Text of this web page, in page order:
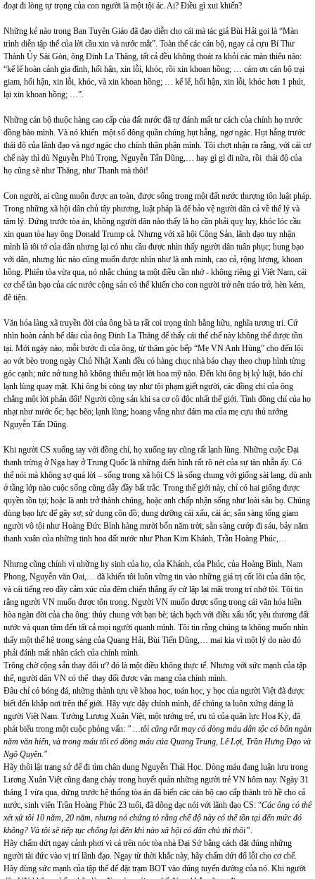
đoạt đi lòng tự trọng của con người là một tội ác. Ai? Điều gì xui khiến?
Những kẻ nào trong Ban Tuyên Giáo đã đạo diễn cho cái mà tác giả Bùi Hải gọi là “Màn
trình diễn tập thể của lời cầu xin và nước mắt”. Toàn thể các cán bộ, ngay cả cựu Bí Thư
Thành Ủy Sài Gòn, ông Đinh La Thăng, tất cả đều không thoát ra khỏi các màn thiểu não:
“kể lể hoàn cảnh gia đình, hối hận, xin lỗi, khóc, rồi xin khoan hồng; … cám ơn cán bộ trại
giam, hối hận, xin lỗi, khóc, và xin khoan hồng; … kể lể, hối hận, xin lỗi, khóc hơn 1 phút,
lại xin khoan hồng; …”.
Những cán bộ thuộc hàng cao cấp của đất nước đã tự đánh mất tư cách của chính họ trước
đồng bào mình. Và nó khiến một số đông quần chúng hụt hẫng, ngơ ngác. Hụt hẫng trước
thái độ của lãnh đạo và ngơ ngác cho chính thân phận mình. Tôi chợt nhận ra rằng, với cái cơ
chế này thì dù Nguyễn Phú Trọng, Nguyễn Tấn Dũng,… hay gì gì đi nữa, rồi thái độ của
họ cũng sẽ như Thăng, như Thanh mà thôi!
Con người, ai cũng muốn được an toàn, được sống trong một đất nước thượng tôn luật pháp.
Trong những xã hội dân chủ tây phương, luật pháp là để bảo vệ người dân cả về thể lý và
tâm lý. Đứng trước tòa án, không người dân nào thấy là họ cần phải quỵ lụy, khóc lóc cầu
xin quan tòa hay ông Donald Trump cả. Nhưng với xã hội Cộng Sản, lãnh đạo tuy nhận
mình là tôi tớ của dân nhưng lại có nhu cầu được nhìn thấy người dân tuân phục; hung bạo
với dân, nhưng lúc nào cũng muốn được nhìn như là anh minh, cao cả, rộng lượng, khoan
hồng. Phiên tòa vừa qua, nó nhắc chúng ta một điều cần nhớ - không riêng gì Việt Nam, cái
cơ chế tàn bạo của các nước cộng sản có thể khiến cho con người trở nên tráo trở, hèn kém,
đê tiện.
Văn hóa làng xã truyền đời của ông bà ta rất coi trọng tình bằng hữu, nghĩa tương tri. Cứ
nhìn hoàn cảnh bể dâu của ông Đinh La Thăng để thấy cái thể chế này không thể được tồn
tại. Mới ngày nào, mỗi bước đi của ông, từ thăm góc bếp “Mẹ VN Anh Hùng” cho đến lội
ao vớt bèo trong ngày Chủ Nhật Xanh đều có hàng chục nhà báo chạy theo chụp hình từng
góc cạnh; nức nở tung hô không thiếu một lời hoa mỹ nào. Đến khi ông bị kỷ luật, báo chí
lạnh lùng quay mặt. Khi ông bị còng tay như tội phạm giết người, các đồng chí của ông
chẳng một lời phản đối! Người cộng sản khi sa cơ cô độc nhất thế giới. Tình đồng chí của họ
nhạt như nước ốc; bạc bẽo; lạnh lùng; hoang vắng như đám ma của mẹ cựu thủ tướng
Nguyễn Tấn Dũng.
Khi người CS xuống tay với đồng chí, họ xuống tay cũng rất lạnh lùng. Những cuộc Đại
thanh trừng ở Nga hay ở Trung Quốc là những điển hình rất rõ nét của sự tàn nhẫn ấy. Có
thể nói mà không sợ quá lời – sống trong xã hội CS là sống chung với giống sài lang, dù anh
ở tầng lớp nào cuộc sống cũng dẫy đầy bất trắc. Trong thế giới này, chỉ có hai giống được
quyền tồn tại; hoặc là anh trở thành chúng, hoặc anh chấp nhận sống như loài sâu bọ. Chúng
dùng bạo lực để gây sợ; sử dụng côn đồ; dung dưỡng cái xấu, cái ác; sẵn sàng tống giam
người vô tội như Hoàng Đức Bình hàng mười bốn năm trời; sẵn sàng cướp đi sáu, bảy năm
thanh xuân của những tinh hoa đất nước như Phan Kim Khánh, Trần Hoàng Phúc,…
Nhưng cũng chính vì những hy sinh của họ, của Khánh, của Phúc, của Hoàng Bình, Nam
Phong, Nguyễn văn Oai,… đã khiến tôi luôn vững tin vào những giá trị cốt lõi của dân tộc,
và cái tiếng reo đầy cảm xúc của đêm chiến thắng ấy cứ lập lại mãi trong trí nhớ tôi. Tôi tin
rằng người VN muốn được tôn trọng. Người VN muốn được sống trong cái văn hóa hiền
hòa ngàn đời của cha ông: thủy chung với bạn bè; tách bạch với điều xấu tốt; yêu thương đất
nước và quan tâm đến tất cả mọi người quanh mình. Tôi tin rằng chúng ta không muốn nhìn
thấy một thế hệ trong sáng của Quang Hải, Bùi Tiến Dũng,… mai kia vì một lý do nào đó
phải đánh mất nhân cách của chính mình.
Trông chờ cộng sản thay đổi ư? đó là một điều không thực tế. Nhưng với sức mạnh của tập
thể, người dân VN có thể thay đổi được vận mạng của chính mình.
Đâu chỉ có bóng đá, những thành tựu về khoa học, toán học, y học của người Việt đã được
biết đến khắp nơi trên thế giới. Hãy vực dậy chính mình, để chúng ta luôn xứng đáng là
người Việt Nam. Tướng Lương Xuân Việt, một tướng trẻ, ưu tú của quân lực Hoa Kỳ, đã
phát biểu trong một cuộc phỏng vấn: " …tôi cũng rất may có dòng máu dân tộc có bốn ngàn
năm văn hiến, và trong máu tôi có dòng máu của Quang Trung, Lê Lợi, Trần Hưng Đạo và
Ngô Quyền."
Hãy thôi lật trang sử để đi tìm chân dung Nguyễn Thái Học. Dòng máu đang luân lưu trong
Lương Xuân Việt cũng đang chảy trong huyết quản những người trẻ VN hôm nay. Ngày 31
tháng 1 vừa qua, đứng trước hệ thống tòa án đã biến các cán bộ cao cấp thành trò hề cho cả
nước, sinh viên Trần Hoàng Phúc 23 tuổi, đã dõng dạc nói với lãnh đạo CS: “Các ông có thể
xét xử tôi 10 năm, 20 năm, nhưng nó chứng tỏ rằng chế độ này có thể tồn tại đến mức đó
không? Và tôi sẽ tiếp tục chống lại đến khi nào xã hội có dân chủ thì thôi”.
Hãy chấm dứt ngay cảnh phơi vi cá trên nóc tòa nhà Đại Sứ bằng cách đặt đúng những
người tài đức vào vị trí lãnh đạo. Ngay từ thời khắc này, hãy chấm dứt đổ lỗi cho cơ chế.
Hãy dùng sức mạnh của tập thể để đặt trạm BOT vào đúng tuyến đường của nó. Khi người